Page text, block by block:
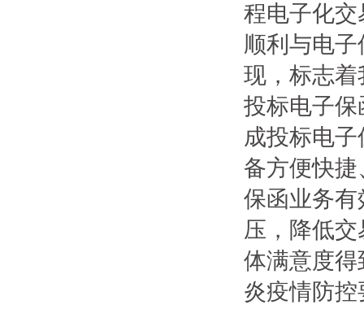
程电子化
顺利与电
现，标志
投标电子
成投标电
备方便快
保函业务
压，降低
体满意度
炎疫情防